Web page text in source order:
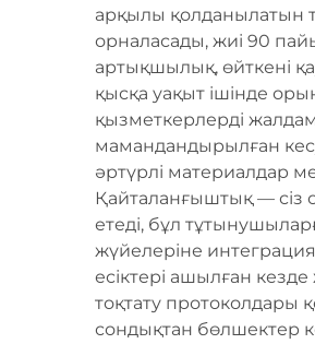
арқылы қолданылатын
орналасады, жиі 90
артықшылық, өйткені
қысқа уақыт ішінде
қызметкерлерді
мамандандырылған
әртүрлі материалдар
Қайталанғыштық — сіз
етеді, бұл
жүйелеріне
есіктері ашылған
тоқтату протоколдары
сондықтан бөлшектер